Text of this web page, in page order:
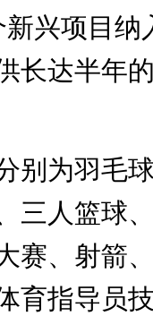
兴项目纳
长达半年
为羽毛球
三人篮球
赛、射箭
育指导员